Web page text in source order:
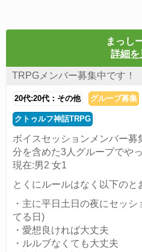
まっし
詳細を
TRPGメンバー募集中です！
20代:20代：その他 グループ募集
クトゥルフ神話TRPG
ボイスセッションメンバー募
分を含めた3人グループでや
現在:男2 女1
とくにルールはなく以下のと
・主に平日土日の夜にセッシ
てる日)
・愛想良ければ大丈夫
・ルルブなくても大丈夫